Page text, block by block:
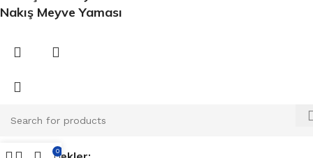
Nakış Meyve Yaması
0